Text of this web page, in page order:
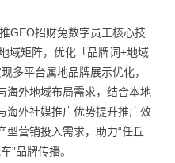
GEO招财兔数字员工核心技
域矩阵，优化「品牌词+地域
多平台属地品牌展示优化，
海外地域布局需求，结合本地
海外社媒推广优势提升推广效
型营销投入需求，助力“任丘
”品牌传播。